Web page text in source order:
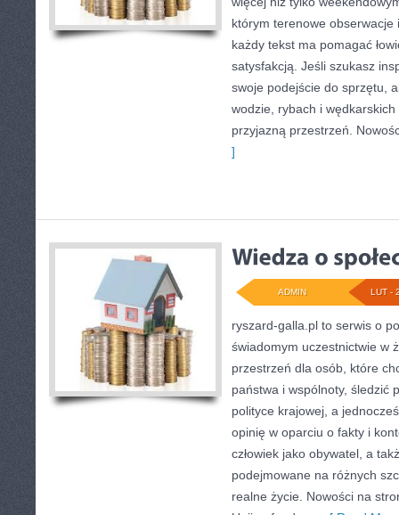
którym terenowe
każdy tekst ma pomagać
satysfakcją. Jeśli szukasz
swoje podejście do sprzętu,
wodzie, rybach i
przyjazną przestrzeń.
]
LUT -
ADMIN
ryszard-galla.pl to serwis o
świadomym uczestnictwie w
przestrzeń dla osób, które
państwa i wspólnoty, śledzić
polityce krajowej, a
opinię w oparciu o fakty i
człowiek jako obywatel, a
podejmowane na różnych
realne życie. Nowości na